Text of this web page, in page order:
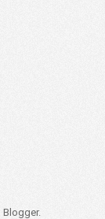
Blogger.